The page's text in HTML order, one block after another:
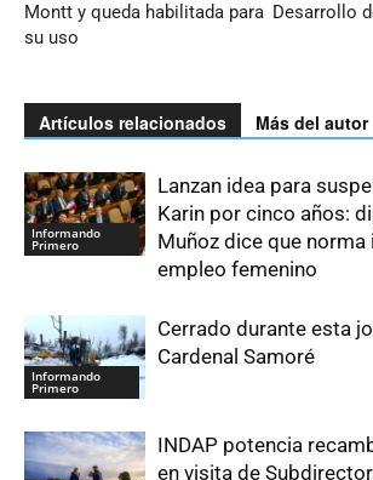
Montt y queda habilitada para
su uso
Desarrollo
Artículos relacionados Más del autor
Informando
Primero
Lanzan idea para
Karin por cinco años:
Muñoz dice que norma
empleo femenino
Informando
Primero
Cerrado durante esta
Cardenal Samoré
INDAP potencia
en visita de